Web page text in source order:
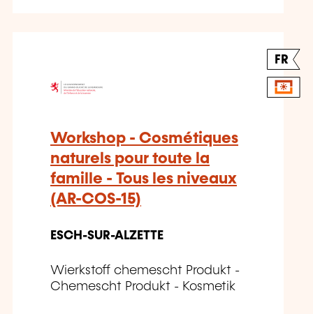
FR
Workshop - Cosmétiques
naturels pour toute la
famille - Tous les niveaux
(AR-COS-15)
ESCH-SUR-ALZETTE
Wierkstoff chemescht Produkt -
Chemescht Produkt - Kosmetik